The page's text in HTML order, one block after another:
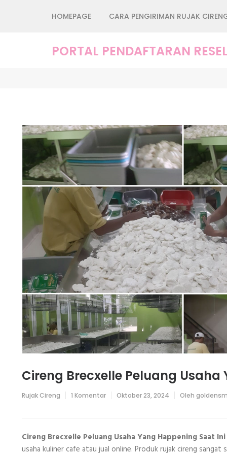
HOMEPAGE CARA PENGIRIMAN RUJAK
PORTAL PENDAFTARAN
Cireng Brecxelle Peluang
Rujak Cireng 1 Komentarpada
Yang
Happening
Saat
Oktober 23, 2024 Oleh
Cireng Brecxelle Peluang Usaha Yang Happening Saat
usaha kuliner cafe atau jual online. Produk rujak cireng